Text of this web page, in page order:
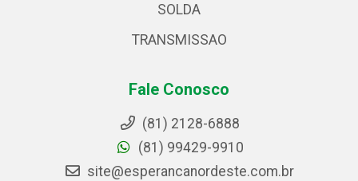
SOLDA
TRANSMISSAO
Fale Conosco
(81) 2128-6888
(81) 99429-9910
site@esperancanordeste.com.br